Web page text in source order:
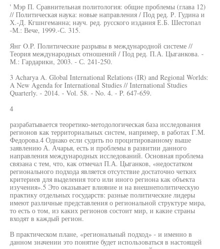
' Мэр П. Сравнительная политология: общие проблемы (глава 12)
// Политическая наука: новые направления / Под ред. Р. Гудина и
Х.-Д. Кгшнгеманна; науч. ред. русского издания Е.Б. Шестопал
-М.: Вече, 1999.-С. 315.
Янг O.P. Политические разрывы в международной системе //
Теория международных отношений / Под ред. П.А. Цыганкова. -
М.: Гардарики, 2003. - С. 241-250.
3 Acharya A. Global International Relations (IR) and Regional Worlds:
A New Agenda for International Studies // International Studies
Quarterly. - 2014. - Vol. 58. - No. 4. - P. 647-659.
4
разрабатывается теоретико-методологическая база исследования
регионов как территориальных систем, например, в работах Г.М.
Федорова.4 Однако если судить по процитированному выше
заявлению А. Ачарья, есть и проблемы в развитии данного
направления международных исследований. Основная проблема
связана с тем, что, как отмечал П.А. Цыганков, «недостатком
регионального подхода является отсутствие достаточно четких
критериев для выделения того или иного региона как объекта
изучения».5 Это оказывает влияние и на внешнеполитическую
практику отдельных государств: разные политические лидеры
имеют различные представления о региональной структуре мира,
то есть о том, из каких регионов состоит мир, и какие страны
входят в каждый регион.
В практическом плане, «региональный подход» - и именно в
данном значении это понятие будет использоваться в настоящей